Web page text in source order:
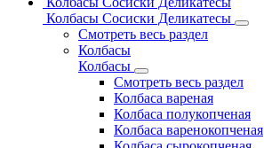
Колбасы Сосиски Деликатесы
Смотреть весь раздел
Колбасы
Колбасы
Смотреть весь раздел
Колбаса вареная
Колбаса полукопченая
Колбаса варенокопченая